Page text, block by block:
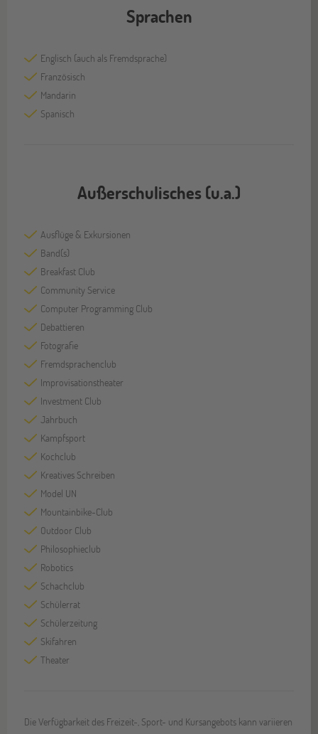
Sprachen
Englisch (auch als Fremdsprache)
Französisch
Mandarin
Spanisch
Außerschulisches (u.a.)
Ausflüge & Exkursionen
Band(s)
Breakfast Club
Community Service
Computer Programming Club
Debattieren
Fotografie
Fremdsprachenclub
Improvisationstheater
Investment Club
Jahrbuch
Kampfsport
Kochclub
Kreatives Schreiben
Model UN
Mountainbike-Club
Outdoor Club
Philosophieclub
Robotics
Schachclub
Schülerrat
Schülerzeitung
Skifahren
Theater
Die Verfügbarkeit des Freizeit-, Sport- und Kursangebots kann variieren